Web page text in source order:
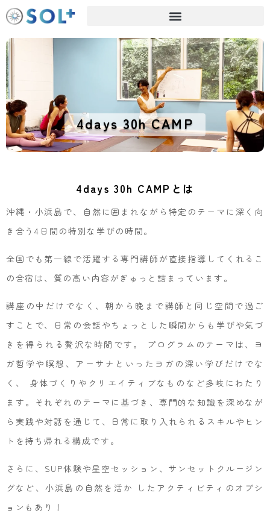
4days 30h CAMP
4days 30h CAMPとは
沖縄・小浜島で、自然に囲まれながら特定のテーマに深く向
き合う4日間の特別な学びの時間。
全国でも第一線で活躍する専門講師が直接指導してくれるこ
の合宿は、質の高い内容がぎゅっと詰まっています。
講座の中だけでなく、朝から晩まで講師と同じ空間で過ご
すことで、日常の会話やちょっとした瞬間からも学びや気づ
きを得られる贅沢な時間です。 プログラムのテーマは、ヨ
ガ哲学や瞑想、アーサナといったヨガの深い学びだけでな
く、 身体づくりやクリエイティブなものなど多岐にわたり
ます。それぞれのテーマに基づき、専門的な知識を深めなが
ら実践や対話を通じて、日常に取り入れられるスキルやヒン
トを持ち帰れる構成です。
さらに、SUP体験や星空セッション、サンセットクルージン
グなど、小浜島の自然を活か したアクティビティのオプシ
ョンもあり！